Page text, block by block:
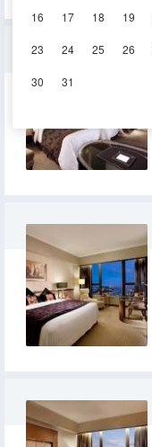
16 17 18 19
23 24 25 26
30 31